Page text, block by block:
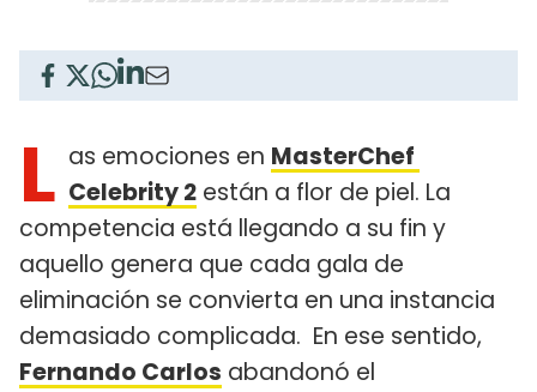
L as emociones en MasterChef
Celebrity 2 están a flor de piel. La
competencia está llegando a su fin y
aquello genera que cada gala de
eliminación se convierta en una instancia
demasiado complicada. En ese sentido,
Fernando Carlos abandonó el